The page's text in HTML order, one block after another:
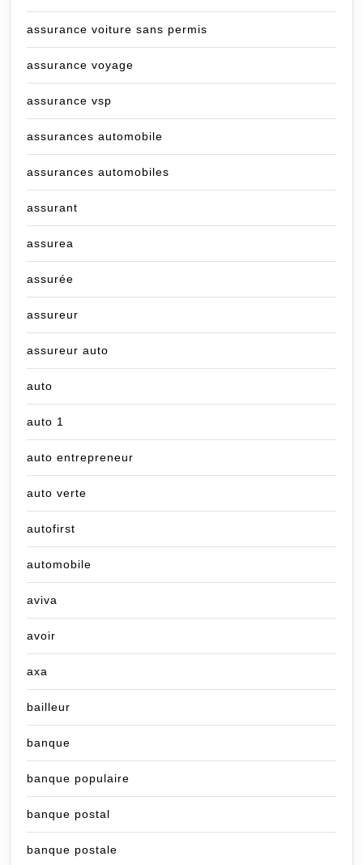
assurance voiture sans permis
assurance voyage
assurance vsp
assurances automobile
assurances automobiles
assurant
assurea
assurée
assureur
assureur auto
auto
auto 1
auto entrepreneur
auto verte
autofirst
automobile
aviva
avoir
axa
bailleur
banque
banque populaire
banque postal
banque postale